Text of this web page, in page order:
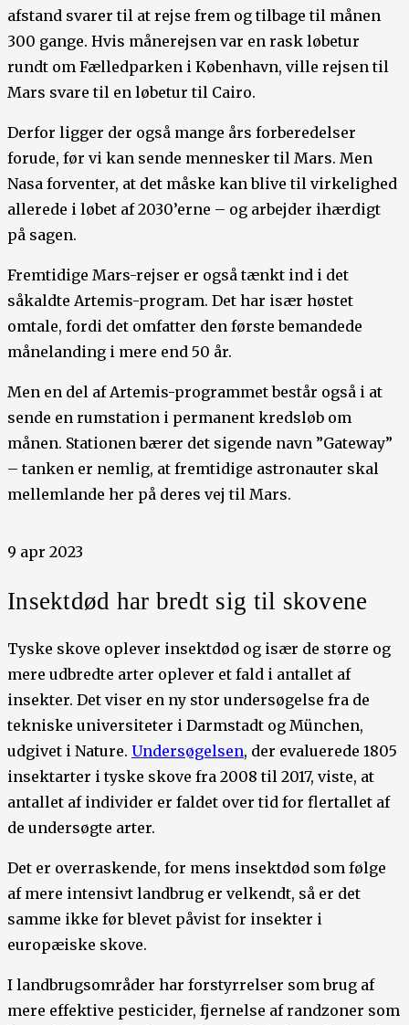
afstand svarer til at rejse frem og tilbage til månen
300 gange. Hvis månerejsen var en rask løbetur
rundt om Fælledparken i København, ville rejsen til
Mars svare til en løbetur til Cairo.
Derfor ligger der også mange års forberedelser
forude, før vi kan sende mennesker til Mars. Men
Nasa forventer, at det måske kan blive til virkelighed
allerede i løbet af 2030’erne – og arbejder ihærdigt
på sagen.
Fremtidige Mars-rejser er også tænkt ind i det
såkaldte Artemis-program. Det har især høstet
omtale, fordi det omfatter den første bemandede
månelanding i mere end 50 år.
Men en del af Artemis-programmet består også i at
sende en rumstation i permanent kredsløb om
månen. Stationen bærer det sigende navn ”Gateway”
– tanken er nemlig, at fremtidige astronauter skal
mellemlande her på deres vej til Mars.
9 apr 2023
Insektdød har bredt sig til skovene
Tyske skove oplever insektdød og især de større og
mere udbredte arter oplever et fald i antallet af
insekter. Det viser en ny stor undersøgelse fra de
tekniske universiteter i Darmstadt og München,
udgivet i Nature. Undersøgelsen, der evaluerede 1805
insektarter i tyske skove fra 2008 til 2017, viste, at
antallet af individer er faldet over tid for flertallet af
de undersøgte arter.
Det er overraskende, for mens insektdød som følge
af mere intensivt landbrug er velkendt, så er det
samme ikke før blevet påvist for insekter i
europæiske skove.
I landbrugsområder har forstyrrelser som brug af
mere effektive pesticider, fjernelse af randzoner som